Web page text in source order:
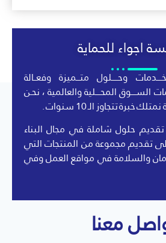
اجواء للحماية
وحـــــلول متـــميزة وفعــالة
الســــوق المحــــلية والعالمية ، نحـن
خبرة تتجاوز الـ 10 سنوات .
حلول شاملة في مجال البناء
تقديم مجموعة من المنتجات التي
والسلامة في مواقع العمل وفي
معنا